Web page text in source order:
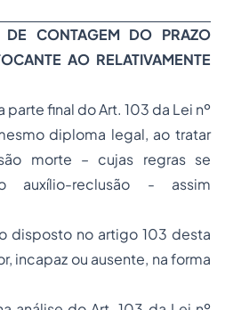
CONTAGEM DO PRAZO
AO RELATIVAMENTE
parte final do Art. 103 da Lei nº
diploma legal, ao tratar
morte – cujas regras se
auxílio-reclusão - assim
disposto no artigo 103 desta
incapaz ou ausente, na forma